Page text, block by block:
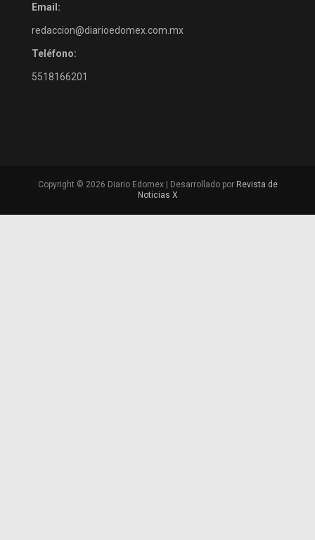
Email:
redaccion@diarioedomex.com.mx
Teléfono:
5518166201
Copyright © 2026 Diario Edomex | Desarrollado por Revista de
Noticias X